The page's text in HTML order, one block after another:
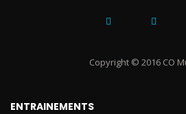
Copyright © 2016 CO
ENTRAINEMENTS